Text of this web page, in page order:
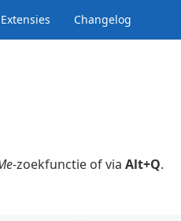
Changelog
-zoekfunctie of via Alt+Q.